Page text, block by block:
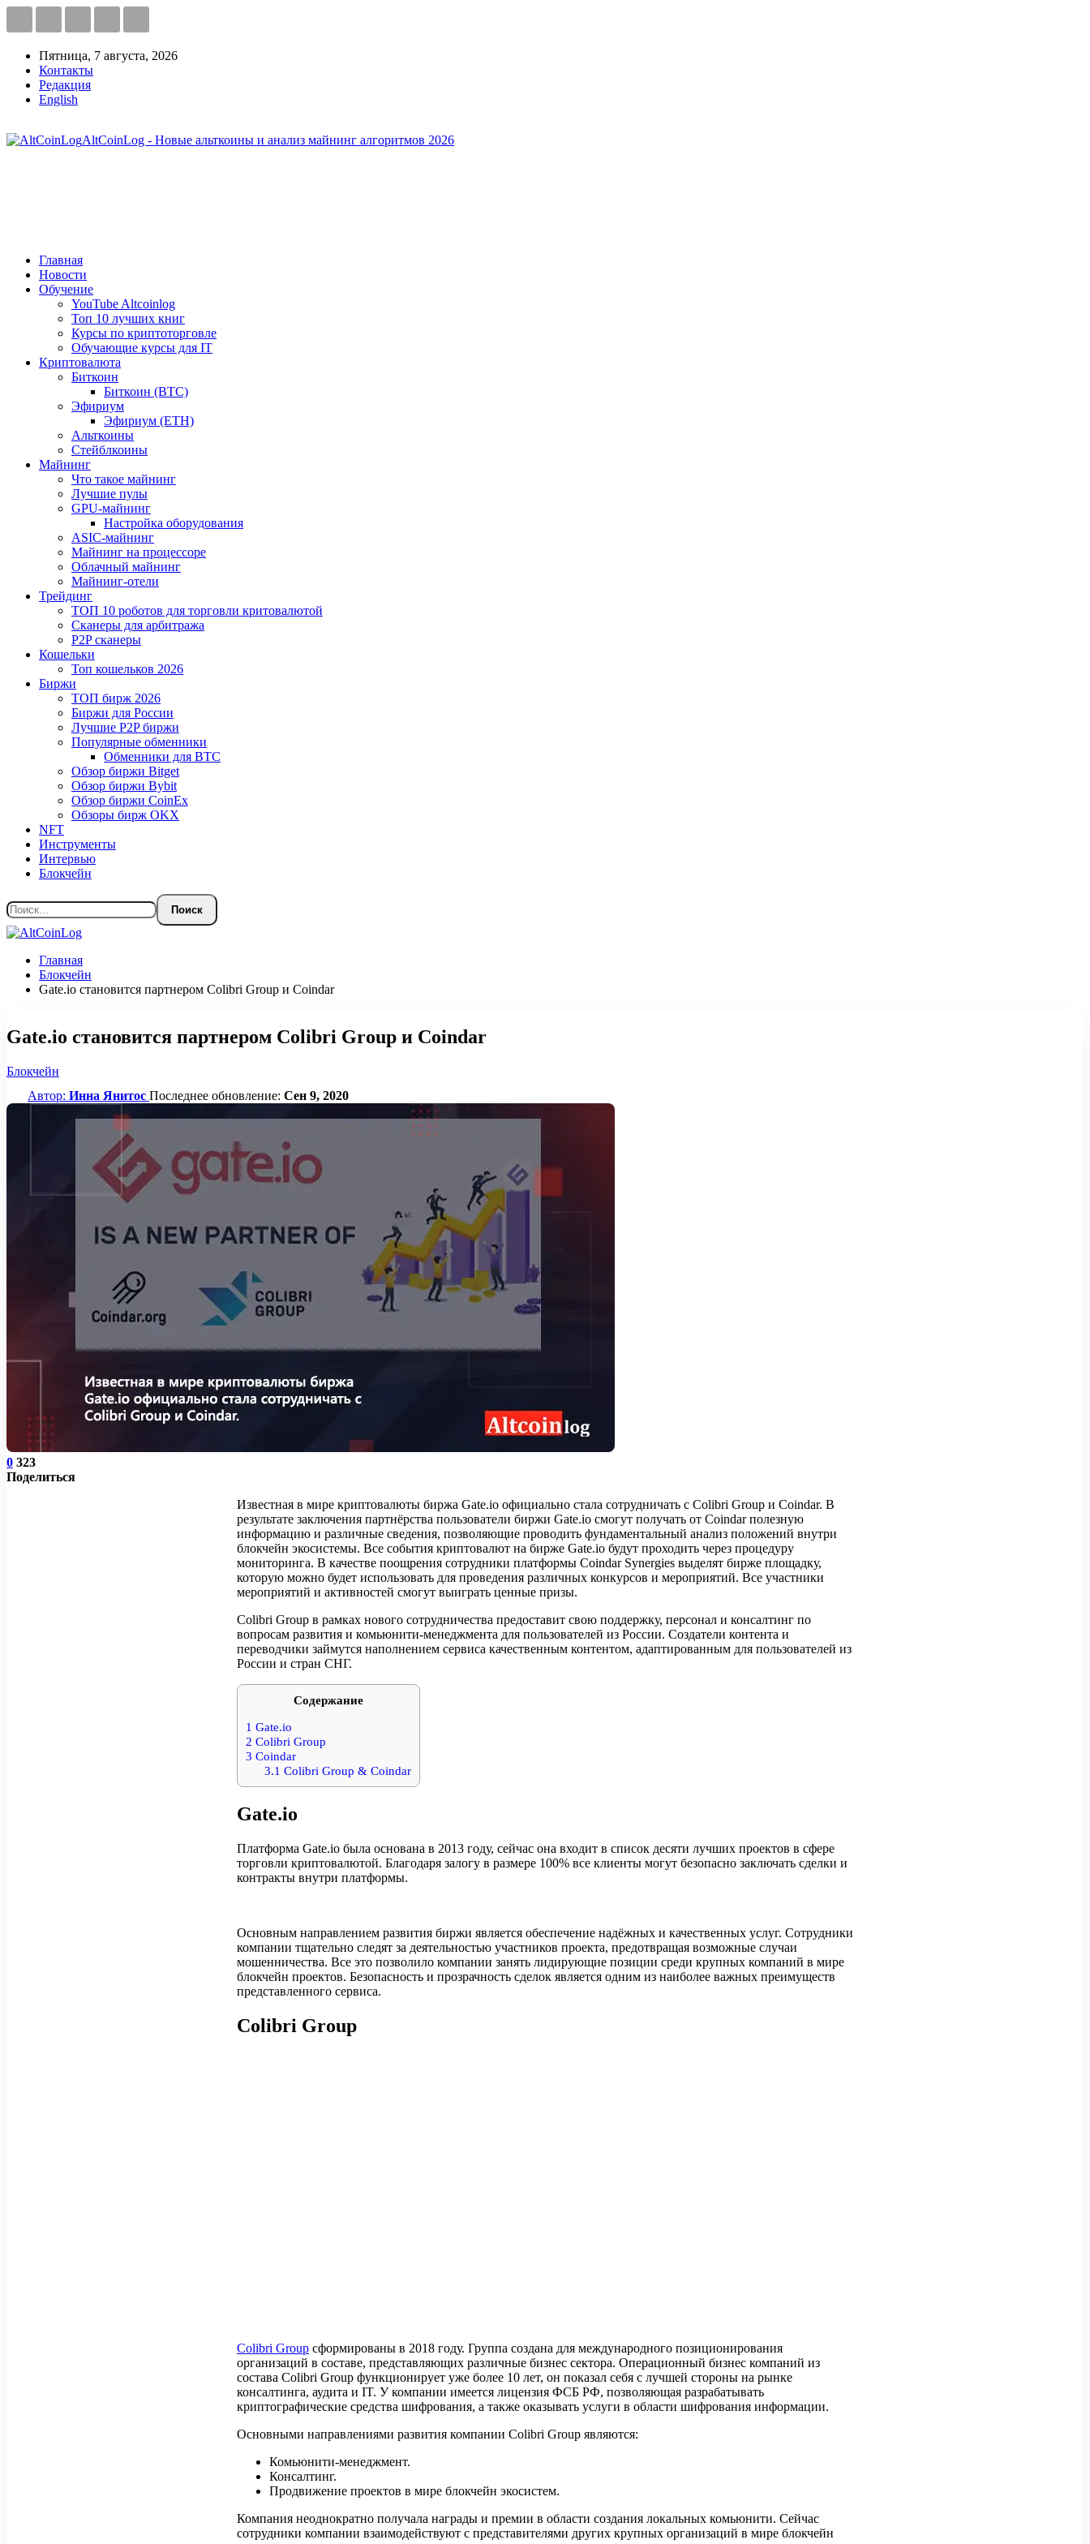
Пятница, 7 августа, 2026
Контакты
Редакция
English
AltCoinLog - Новые альткоины и анализ майнинг алгоритмов 2026
Главная
Новости
Обучение
YouTube Altcoinlog
Топ 10 лучших книг
Курсы по криптоторговле
Обучающие курсы для IT
Криптовалюта
Биткоин
Биткоин (BTC)
Эфириум
Эфириум (ETH)
Альткоины
Стейблкоины
Майнинг
Что такое майнинг
Лучшие пулы
GPU-майнинг
Настройка оборудования
ASIC-майнинг
Майнинг на процессоре
Облачный майнинг
Майнинг-отели
Трейдинг
ТОП 10 роботов для торговли критовалютой
Сканеры для арбитража
P2P сканеры
Кошельки
Топ кошельков 2026
Биржи
ТОП бирж 2026
Биржи для России
Лучшие P2P биржи
Популярные обменники
Обменники для BTC
Обзор биржи Bitget
Обзор биржи Bybit
Обзор биржи CoinEx
Обзоры бирж OKX
NFT
Инструменты
Интервью
Блокчейн
Главная
Блокчейн
Gate.io становится партнером Colibri Group и Coindar
Gate.io становится партнером Colibri Group и Coindar
Блокчейн
Автор: Инна Янитос Последнее обновление: Сен 9, 2020
0 323
Поделиться
Известная в мире криптовалюты биржа Gate.io официально стала сотрудничать с Colibri Group и Coindar. В
результате заключения партнёрства пользователи биржи Gate.io смогут получать от Coindar полезную
информацию и различные сведения, позволяющие проводить фундаментальный анализ положений внутри
блокчейн экосистемы. Все события криптовалют на бирже Gate.io будут проходить через процедуру
мониторинга. В качестве поощрения сотрудники платформы Coindar Synergies выделят бирже площадку,
которую можно будет использовать для проведения различных конкурсов и мероприятий. Все участники
мероприятий и активностей смогут выиграть ценные призы.
Colibri Group в рамках нового сотрудничества предоставит свою поддержку, персонал и консалтинг по
вопросам развития и комьюнити-менеджмента для пользователей из России. Создатели контента и
переводчики займутся наполнением сервиса качественным контентом, адаптированным для пользователей из
России и стран СНГ.
Содержание
1 Gate.io
2 Colibri Group
3 Coindar
3.1 Colibri Group & Coindar
Gate.io
Платформа Gate.io была основана в 2013 году, сейчас она входит в список десяти лучших проектов в сфере
торговли криптовалютой. Благодаря залогу в размере 100% все клиенты могут безопасно заключать сделки и
контракты внутри платформы.
Основным направлением развития биржи является обеспечение надёжных и качественных услуг. Сотрудники
компании тщательно следят за деятельностью участников проекта, предотвращая возможные случаи
мошенничества. Все это позволило компании занять лидирующие позиции среди крупных компаний в мире
блокчейн проектов. Безопасность и прозрачность сделок является одним из наиболее важных преимуществ
представленного сервиса.
Colibri Group
Colibri Group сформированы в 2018 году. Группа создана для международного позиционирования
организаций в составе, представляющих различные бизнес сектора. Операционный бизнес компаний из
состава Colibri Group функционирует уже более 10 лет, он показал себя с лучшей стороны на рынке
консалтинга, аудита и IT. У компании имеется лицензия ФСБ РФ, позволяющая разрабатывать
криптографические средства шифрования, а также оказывать услуги в области шифрования информации.
Основными направлениями развития компании Colibri Group являются:
Комьюнити-менеджмент.
Консалтинг.
Продвижение проектов в мире блокчейн экосистем.
Компания неоднократно получала награды и премии в области создания локальных комьюнити. Сейчас
сотрудники компании взаимодействуют с представителями других крупных организаций в мире блокчейн